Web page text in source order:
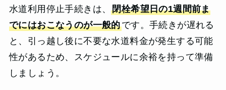
水道利用停止手続きは、閉栓希望日の1週間前ま
でにはおこなうのが一般的です。手続きが遅れる
と、引っ越し後に不要な水道料金が発生する可能
性があるため、スケジュールに余裕を持って準備
しましょう。